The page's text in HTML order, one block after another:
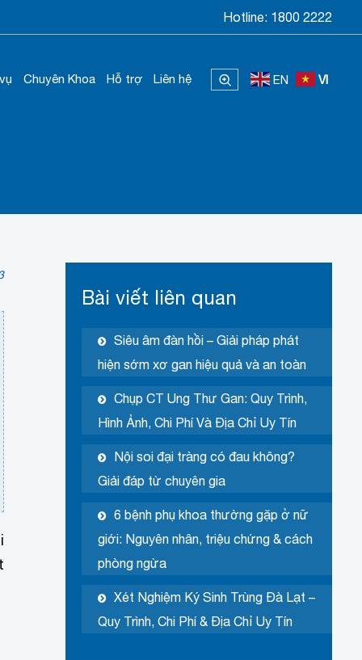
Hotline: 1800 2222
Chuyên Khoa Hỗ trợ Liên hệ EN VI
Bài viết liên quan
Siêu âm đàn hồi – Giải pháp phát
hiện sớm xơ gan hiệu quả và an toàn
Chụp CT Ung Thư Gan: Quy Trình,
Hình Ảnh, Chi Phí Và Địa Chỉ Uy Tín
Nội soi đại tràng có đau không?
Giải đáp từ chuyên gia
6 bệnh phụ khoa thường gặp ở nữ
giới: Nguyên nhân, triệu chứng & cách
phòng ngừa
Xét Nghiệm Ký Sinh Trùng Đà Lạt –
Quy Trình, Chi Phí & Địa Chỉ Uy Tín